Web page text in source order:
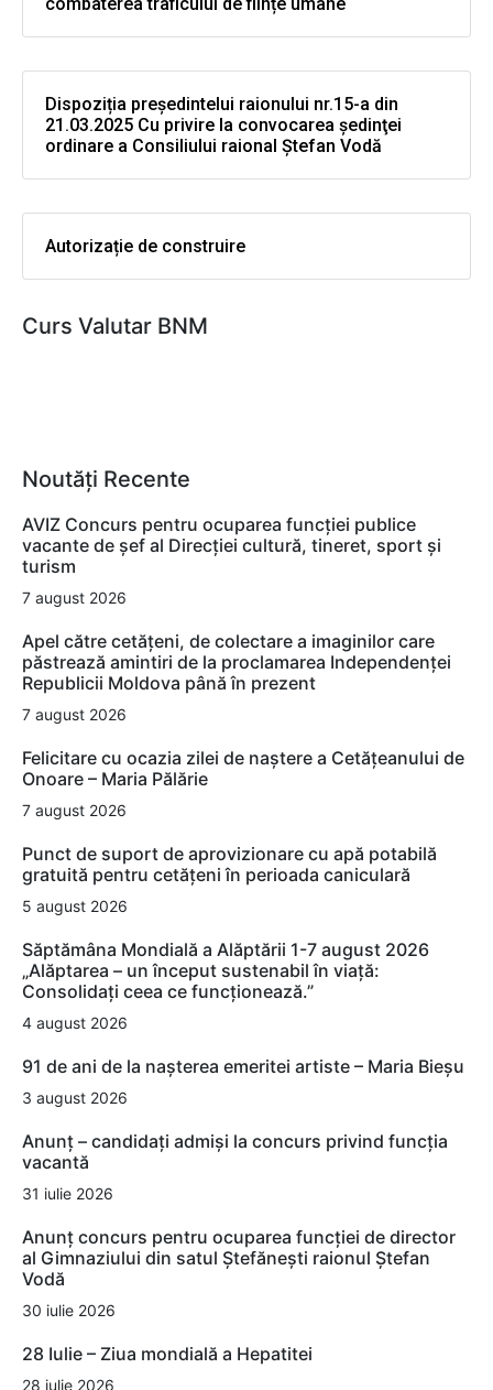
combaterea traficului de ființe umane
Dispoziția președintelui raionului nr.15-a din
21.03.2025 Cu privire la convocarea şedinţei
ordinare a Consiliului raional Ştefan Vodă
Autorizație de construire
Curs Valutar BNM
Noutăți Recente
AVIZ Concurs pentru ocuparea funcţiei publice
vacante de şef al Direcţiei cultură, tineret, sport şi
turism
7 august 2026
Apel către cetățeni, de colectare a imaginilor care
păstrează amintiri de la proclamarea Independenței
Republicii Moldova până în prezent
7 august 2026
Felicitare cu ocazia zilei de naștere a Cetățeanului de
Onoare – Maria Pălărie
7 august 2026
Punct de suport de aprovizionare cu apă potabilă
gratuită pentru cetățeni în perioada caniculară
5 august 2026
Săptămâna Mondială a Alăptării 1-7 august 2026
„Alăptarea – un început sustenabil în viață:
Consolidați ceea ce funcționează.”
4 august 2026
91 de ani de la nașterea emeritei artiste – Maria Bieșu
3 august 2026
Anunț – candidați admiși la concurs privind funcția
vacantă
31 iulie 2026
Anunț concurs pentru ocuparea funcției de director
al Gimnaziului din satul Ștefănești raionul Ștefan
Vodă
30 iulie 2026
28 Iulie – Ziua mondială a Hepatitei
28 iulie 2026